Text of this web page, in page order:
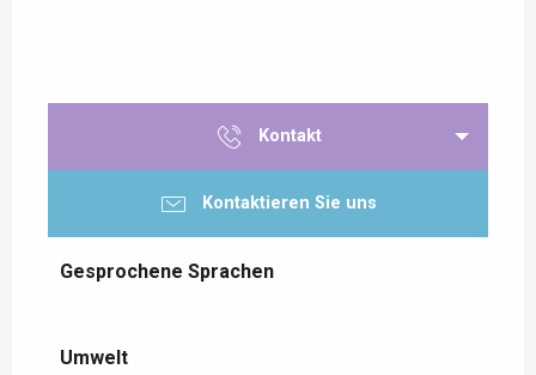
Kontakt
Kontaktieren Sie uns
Gesprochene Sprachen
Gesprochene Sprachen
Umwelt
Umwelt